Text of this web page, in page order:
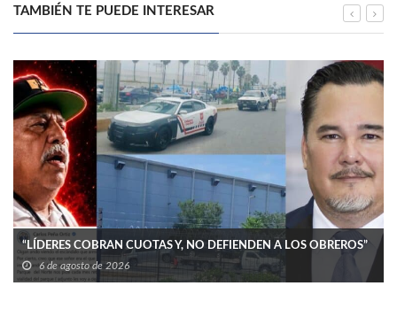
TAMBIÉN TE PUEDE INTERESAR
“LÍDERES COBRAN CUOTAS Y, NO DEFIENDEN A LOS OBREROS”
6 de agosto de 2026